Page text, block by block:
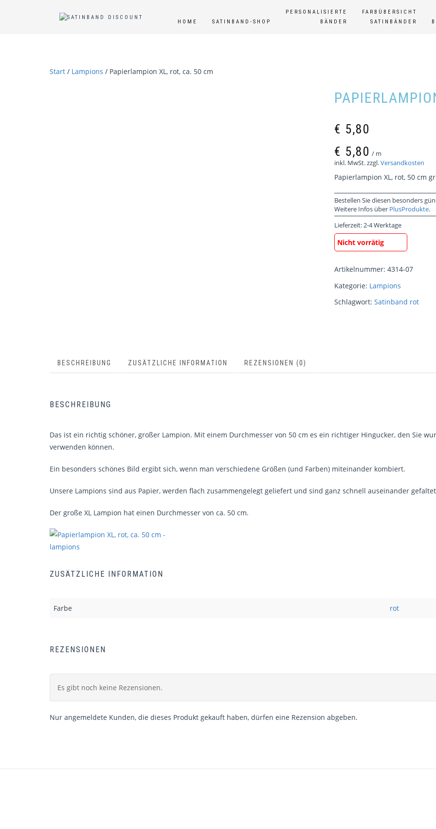
HOME SATINBAND-SHOP
PERSONALISIERTE
BÄNDER
FARBÜBERSICHT
SATINBÄNDER
Start / Lampions / Papierlampion XL, rot, ca. 50 cm
€ 5,80
€ 5,80 / m
inkl. MwSt.zzgl.Versandkosten
Papierlampion XL, rot, 50 cm
Bestellen Sie diesen besonders
Weitere Infos über PlusProdukte.
Lieferzeit:2-4 Werktage
Nicht vorrätig
Artikelnummer: 4314-07
Kategorie: Lampions
Schlagwort: Satinband rot
BESCHREIBUNG ZUSÄTZLICHE INFORMATION REZENSIONEN (0)
BESCHREIBUNG
Das ist ein richtig schöner, großer Lampion. Mit einem Durchmesser von 50 cm es ein richtiger Hingucker, den Sie
verwenden können.
Ein besonders schönes Bild ergibt sich, wenn man verschiedene Größen (und Farben) miteinander kombiert.
Unsere Lampions sind aus Papier, werden flach zusammengelegt geliefert und sind ganz schnell auseinander
Der große XL Lampion hat einen Durchmesser von ca. 50 cm.
ZUSÄTZLICHE INFORMATION
Farbe rot
REZENSIONEN
Es gibt noch keine Rezensionen.
Nur angemeldete Kunden, die dieses Produkt gekauft haben, dürfen eine Rezension abgeben.